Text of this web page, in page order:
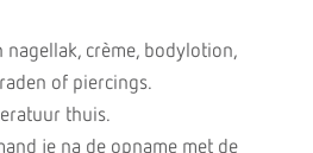
nagellak, crème, bodylotion,
of piercings.
thuis.
je na de opname met de